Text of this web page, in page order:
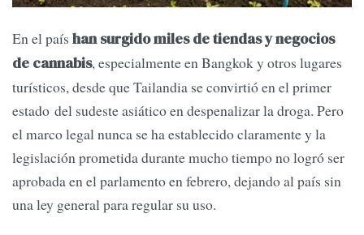
En el país han surgido miles de tiendas y negocios
de cannabis, especialmente en Bangkok y otros lugares
turísticos, desde que Tailandia se convirtió en el primer
estado del sudeste asiático en despenalizar la droga. Pero
el marco legal nunca se ha establecido claramente y la
legislación prometida durante mucho tiempo no logró ser
aprobada en el parlamento en febrero, dejando al país sin
una ley general para regular su uso.